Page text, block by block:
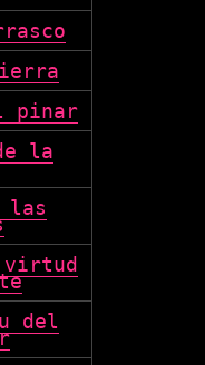
pinar
la
las
del